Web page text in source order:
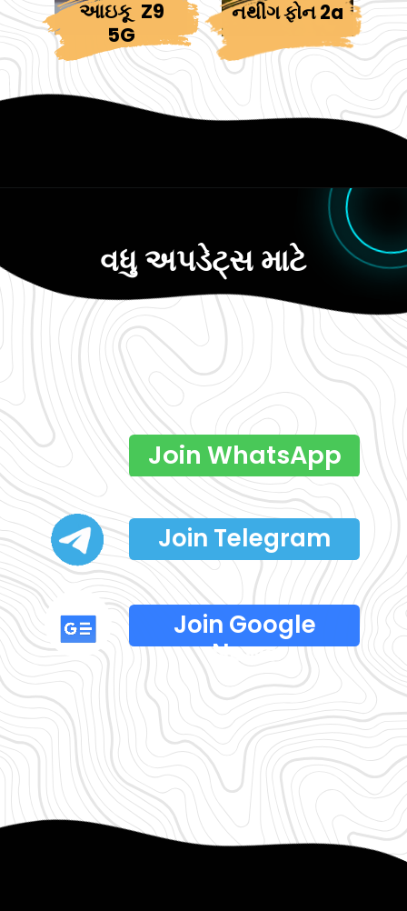
નથીંગ ફોન 2a
આઇકૂ Z9
5G
Join Telegram
Join WhatsApp
Join Google
News
વધુ અપડેટ્સ માટે